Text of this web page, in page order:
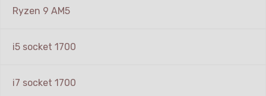
Ryzen 9 AM5
i5 socket 1700
i7 socket 1700